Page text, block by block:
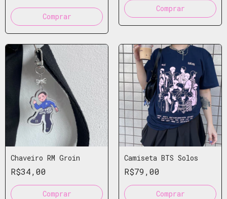
Chaveiro RM Groin
R$34,00
Camiseta BTS Solos
R$79,00
Comprar